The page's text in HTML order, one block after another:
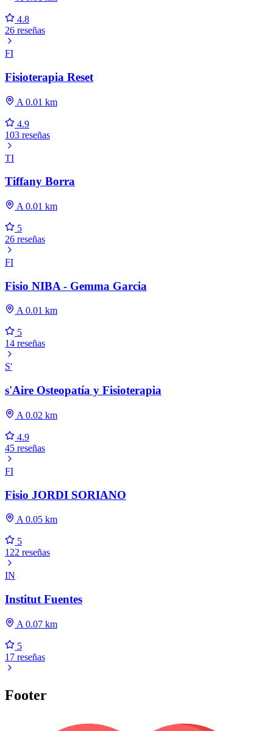
4.8
26 reseñas
FI
Fisioterapia Reset
A 0.01 km
4.9
103 reseñas
TI
Tiffany Borra
A 0.01 km
5
26 reseñas
FI
Fisio NIBA - Gemma Garcia
A 0.01 km
5
14 reseñas
S'
s'Aire Osteopatía y Fisioterapia
A 0.02 km
4.9
45 reseñas
FI
Fisio JORDI SORIANO
A 0.05 km
5
122 reseñas
IN
Institut Fuentes
A 0.07 km
5
17 reseñas
Footer